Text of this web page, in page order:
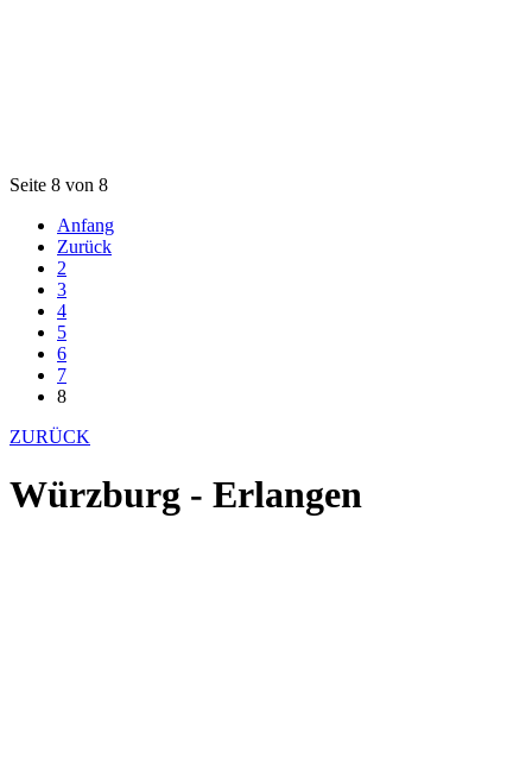
Seite 8 von 8
Anfang
Zurück
2
3
4
5
6
7
8
ZURÜCK
Würzburg - Erlangen